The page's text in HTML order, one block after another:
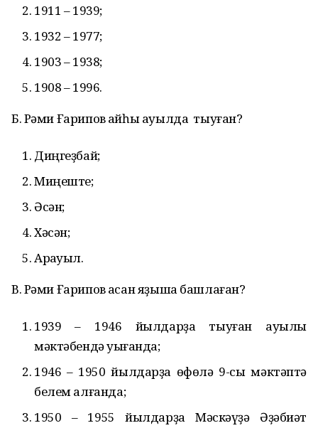
1911 – 1939;
1932 – 1977;
1903 – 1938;
1908 – 1996.
Б. Рәми Ғарипов ҡайһы ауылда тыуған?
Диңгеҙбай;
Миңеште;
Әсән;
Хәсән;
Арҡауыл.
В. Рәми Ғарипов ҡасан яҙыша башлаған?
1939 – 1946 йылдарҙа тыуған ауылы
мәктәбендә уҡығанда;
1946 – 1950 йылдарҙа өфөлә 9-сы мәктәптә
белем алғанда;
1950 – 1955 йылдарҙа Мәскәүҙә Әҙәбиәт